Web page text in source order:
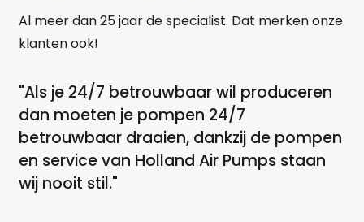
Al meer dan 25 jaar de specialist. Dat merken onze
klanten ook!
"Als je 24/7 betrouwbaar wil produceren
dan moeten je pompen 24/7
betrouwbaar draaien, dankzij de pompen
en service van Holland Air Pumps staan
wij nooit stil."